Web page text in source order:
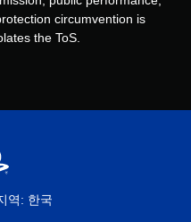
circumvention is
the ToS.
역: 한국